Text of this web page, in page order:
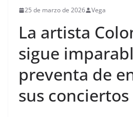
25 de marzo de 2026 Vega
La artista
sigue
preventa de
sus conciertos